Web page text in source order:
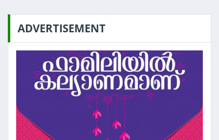
ADVERTISEMENT